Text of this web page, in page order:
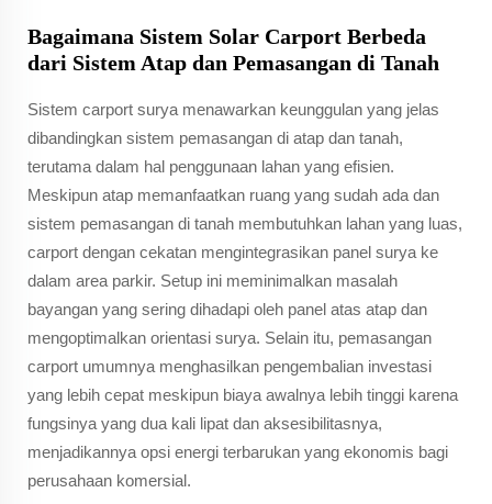
Bagaimana Sistem Solar Carport Berbeda
dari Sistem Atap dan Pemasangan di Tanah
Sistem carport surya menawarkan keunggulan yang jelas
dibandingkan sistem pemasangan di atap dan tanah,
terutama dalam hal penggunaan lahan yang efisien.
Meskipun atap memanfaatkan ruang yang sudah ada dan
sistem pemasangan di tanah membutuhkan lahan yang luas,
carport dengan cekatan mengintegrasikan panel surya ke
dalam area parkir. Setup ini meminimalkan masalah
bayangan yang sering dihadapi oleh panel atas atap dan
mengoptimalkan orientasi surya. Selain itu, pemasangan
carport umumnya menghasilkan pengembalian investasi
yang lebih cepat meskipun biaya awalnya lebih tinggi karena
fungsinya yang dua kali lipat dan aksesibilitasnya,
menjadikannya opsi energi terbarukan yang ekonomis bagi
perusahaan komersial.